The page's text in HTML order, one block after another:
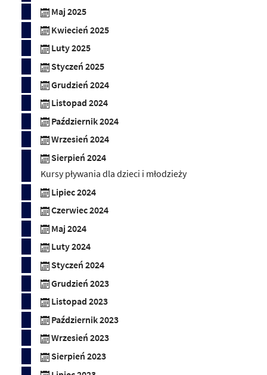
Maj 2025
Kwiecień 2025
Luty 2025
Styczeń 2025
Grudzień 2024
Listopad 2024
Październik 2024
Wrzesień 2024
Sierpień 2024
Kursy pływania dla dzieci i młodzieży
Lipiec 2024
Czerwiec 2024
Maj 2024
Luty 2024
Styczeń 2024
Grudzień 2023
Listopad 2023
Październik 2023
Wrzesień 2023
Sierpień 2023